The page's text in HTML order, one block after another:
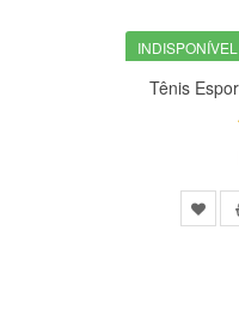
INDISPONÍVEL